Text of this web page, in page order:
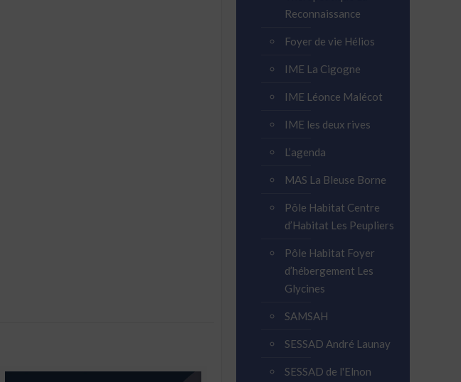
Reconnaissance
Foyer de vie Hélios
IME La Cigogne
IME Léonce Malécot
IME les deux rives
L’agenda
MAS La Bleuse Borne
Pôle Habitat Centre
d’Habitat Les Peupliers
Pôle Habitat Foyer
d’hébergement Les
Glycines
SAMSAH
SESSAD André Launay
SESSAD de l'Elnon